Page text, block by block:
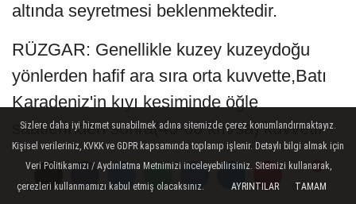
Yorumlar
Yorumlar
altında seyretmesi beklenmektedir.
RÜZGAR: Genellikle kuzey kuzeydoğu
yönlerden hafif ara sıra orta kuvvette,Batı
Karadeniz'in kıyı kesiminde öğle
saatlerinden sonra(40-60 km/sa) kuvvetli
esmesi bekleniyor.
14 MART SALI İZMİR GÜNLÜK HAVA
Sizlere daha iyi hizmet sunabilmek adına sitemizde çerez konumlandırmaktayız.
Kişisel verileriniz, KVKK ve GDPR kapsamında toplanıp işlenir. Detaylı bilgi almak için
Veri Politikamızı / Aydınlatma Metnimizi inceleyebilirsiniz. Sitemizi kullanarak,
çerezleri kullanmamızı kabul etmiş olacaksınız.
AYRINTILAR TAMAM